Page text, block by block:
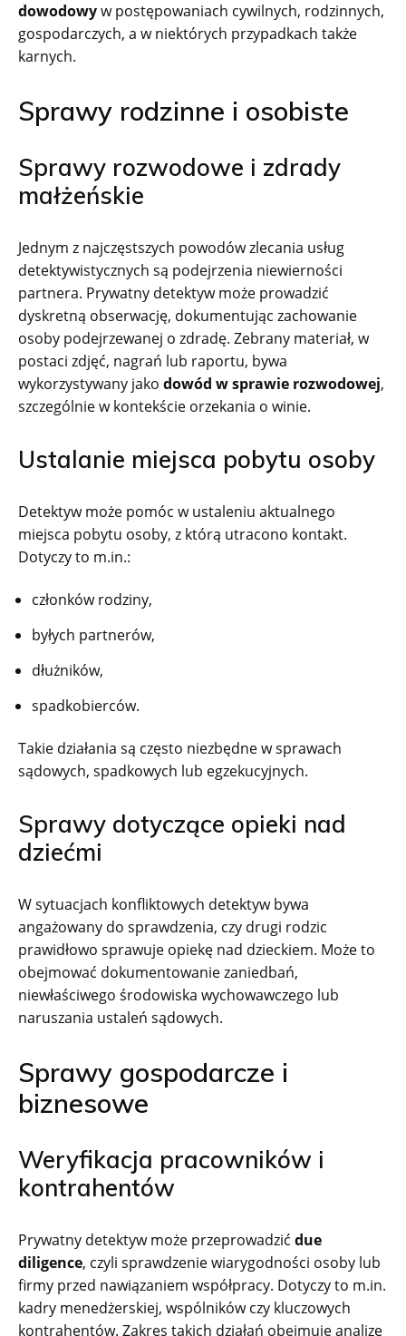
dowodowyw postępowaniach cywilnych, rodzinnych,
gospodarczych, a w niektórych przypadkach także
karnych.
Sprawy rodzinne i osobiste
Sprawy rozwodowe i zdrady
małżeńskie
Jednym z najczęstszych powodów zlecania usług
detektywistycznych są podejrzenia niewierności
partnera. Prywatny detektyw może prowadzić
dyskretną obserwację, dokumentując zachowanie
osoby podejrzewanej o zdradę. Zebrany materiał, w
postaci zdjęć, nagrań lub raportu, bywa
wykorzystywany jako dowód w sprawie rozwodowej,
szczególnie w kontekście orzekania o winie.
Ustalanie miejsca pobytu osoby
Detektyw może pomóc w ustaleniu aktualnego
miejsca pobytu osoby, z którą utracono kontakt.
Dotyczy to m.in.:
członków rodziny,
byłych partnerów,
dłużników,
spadkobierców.
Takie działania są często niezbędne w sprawach
sądowych, spadkowych lub egzekucyjnych.
Sprawy dotyczące opieki nad
dziećmi
W sytuacjach konfliktowych detektyw bywa
angażowany do sprawdzenia, czy drugi rodzic
prawidłowo sprawuje opiekę nad dzieckiem. Może to
obejmować dokumentowanie zaniedbań,
niewłaściwego środowiska wychowawczego lub
naruszania ustaleń sądowych.
Sprawy gospodarcze i
biznesowe
Weryfikacja pracowników i
kontrahentów
Prywatny detektyw może przeprowadzić due
diligence, czyli sprawdzenie wiarygodności osoby lub
firmy przed nawiązaniem współpracy. Dotyczy to m.in.
kadry menedżerskiej, wspólników czy kluczowych
kontrahentów. Zakres takich działań obejmuje analizę